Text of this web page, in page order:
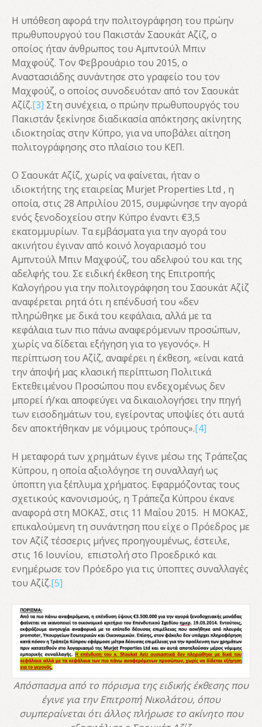
Η υπόθεση αφορά την πολιτογράφηση του πρώην
πρωθυπουργού του Πακιστάν Σαουκάτ Αζίζ, ο
οποίος ήταν άνθρωπος του Αμπντούλ Μπιν
Μαχφούζ. Τον Φεβρουάριο του 2015, ο
Αναστασιάδης συνάντησε στο γραφείο του τον
Μαχφούζ, ο οποίος συνοδευόταν από τον Σαουκάτ
Αζίζ.[3] Στη συνέχεια, ο πρώην πρωθυπουργός του
Πακιστάν ξεκίνησε διαδικασία απόκτησης ακίνητης
ιδιοκτησίας στην Κύπρο, για να υποβάλει αίτηση
πολιτογράφησης στο πλαίσιο του ΚΕΠ.
Ο Σαουκάτ Αζίζ, χωρίς να φαίνεται, ήταν ο
ιδιοκτήτης της εταιρείας Murjet Properties Ltd , η
οποία, στις 28 Απριλίου 2015, συμφώνησε την αγορά
ενός ξενοδοχείου στην Κύπρο έναντι €3,5
εκατομμυρίων. Τα εμβάσματα για την αγορά του
ακινήτου έγιναν από κοινό λογαριασμό του
Αμπντούλ Μπιν Μαχφούζ, του αδελφού του και της
αδελφής του. Σε ειδική έκθεση της Επιτροπής
Καλογήρου για την πολιτογράφηση του Σαουκάτ Αζίζ
αναφέρεται ρητά ότι η επένδυσή του «δεν
πληρώθηκε με δικά του κεφάλαια, αλλά με τα
κεφάλαια των πιο πάνω αναφερόμενων προσώπων,
χωρίς να δίδεται εξήγηση για το γεγονός». Η
περίπτωση του Αζίζ, αναφέρει η έκθεση, «είναι κατά
την άποψή μας κλασική περίπτωση Πολιτικά
Εκτεθειμένου Προσώπου που ενδεχομένως δεν
μπορεί ή/και αποφεύγει να δικαιολογήσει την πηγή
των εισοδημάτων του, εγείροντας υποψίες ότι αυτά
δεν αποκτήθηκαν με νόμιμους τρόπους».[4]
Η μεταφορά των χρημάτων έγινε μέσω της Τράπεζας
Κύπρου, η οποία αξιολόγησε τη συναλλαγή ως
ύποπτη για ξέπλυμα χρήματος. Εφαρμόζοντας τους
σχετικούς κανονισμούς, η Τράπεζα Κύπρου έκανε
αναφορά στη ΜΟΚΑΣ, στις 11 Μαΐου 2015. Η ΜΟΚΑΣ,
επικαλούμενη τη συνάντηση που είχε ο Πρόεδρος με
τον Αζίζ τέσσερις μήνες προηγουμένως, έστειλε,
στις 16 Ιουνίου, επιστολή στο Προεδρικό και
ενημέρωσε τον Πρόεδρο για τις ύποπτες συναλλαγές
του Αζίζ.[5]
Απόσπασμα από το πόρισμα της ειδικής έκθεσης που
έγινε για την Επιτροπή Νικολάτου, όπου
συμπεραίνεται ότι άλλος πλήρωσε το ακίνητο που